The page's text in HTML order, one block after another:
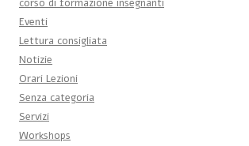
corso di formazione insegnanti
Eventi
Lettura consigliata
Notizie
Orari Lezioni
Senza categoria
Servizi
Workshops